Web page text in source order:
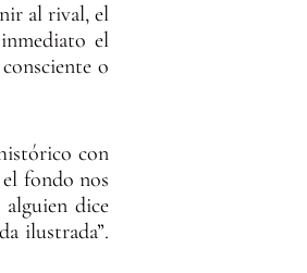
al rival, el
el
o
con
el fondo nos
dice
ilustrada”.